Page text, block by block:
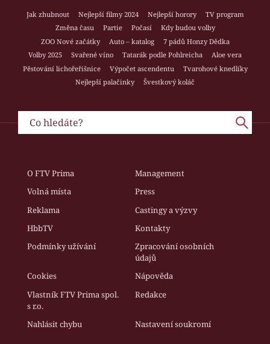
Jak zhubnout Nejlepší filmy 2024 Nejlepší horory
TV program
Změna času
Partie Počasí
Kdy budou volby
ZOO Nové začátky
Auto – katalog
7 pádů Honzy Dědka
Volby 2025
Svařené víno Tatarák podle Pohlreicha
Aloe vera
Pěstování lichořeřišnice
Výpočet ascendentu
Tvarohové knedlíky
Nejlepší palačinky
Švestkový koláč
O FTV Prima
Management
Volná místa
Press
Reklama
Castingy a výzvy
HbbTV
Kontakty
Podmínky užívání
Zpracování osobních
údajů
Cookies
Nápověda
Vlastník FTV Prima spol.
s r.o.
Redakce
Nahlásit chybu Nastavení soukromí